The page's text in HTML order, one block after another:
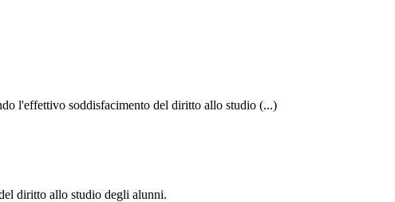
l'effettivo soddisfacimento del diritto allo studio (...)
diritto allo studio degli alunni.